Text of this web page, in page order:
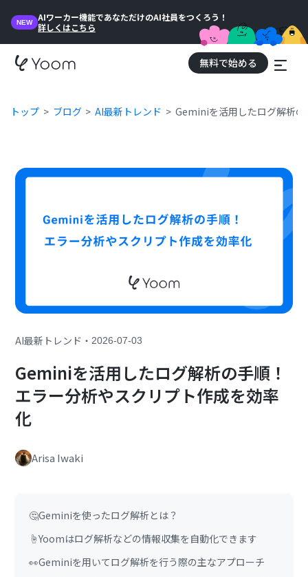
NEW
AIワーカー機能であなただけのAI社員をつくろう！
詳しくはこちら
無料で始める
トップ ブログ AI最新トレンド Geminiを活用したログ解析
AI最新トレンド ・2026-07-03
Geminiを活用したログ解析の手順！
エラー分析やスクリプト作成を効率
化
Arisa Iwaki
🤔Geminiを使ったログ解析とは？
☝️Yoomはログ解析などの情報収集を自動化できます
👀Geminiを用いてログ解析を行う際の主なアプローチ